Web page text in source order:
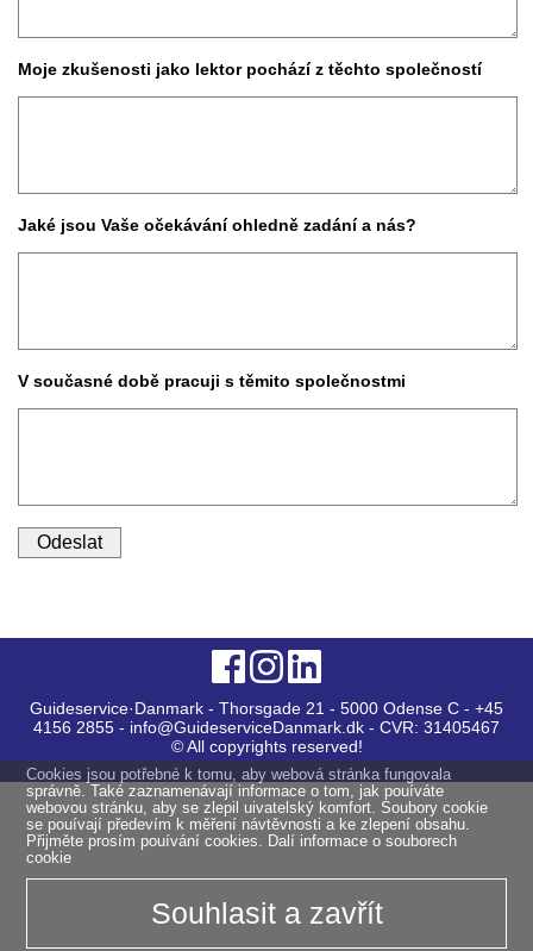
Moje zkušenosti jako lektor pochází z těchto společností
Jaké jsou Vaše očekávání ohledně zadání a nás?
V současné době pracuji s těmito společnostmi
Guideservice·Danmark - Thorsgade 21 - 5000 Odense C - +45
4156 2855 - info@GuideserviceDanmark.dk - CVR: 31405467
© All copyrights reserved!
Cookies jsou potřebné k tomu, aby webová stránka fungovala
správně. Také zaznamenávají informace o tom, jak pouíváte
webovou stránku, aby se zlepil uivatelský komfort. Soubory cookie
se pouívají předevím k měření návtěvnosti a ke zlepení obsahu.
Přijměte prosím pouívání cookies. Dalí informace o souborech
cookie
Souhlasit a zavřít